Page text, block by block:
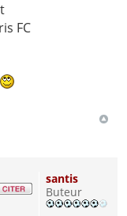
FC
santis
Buteur